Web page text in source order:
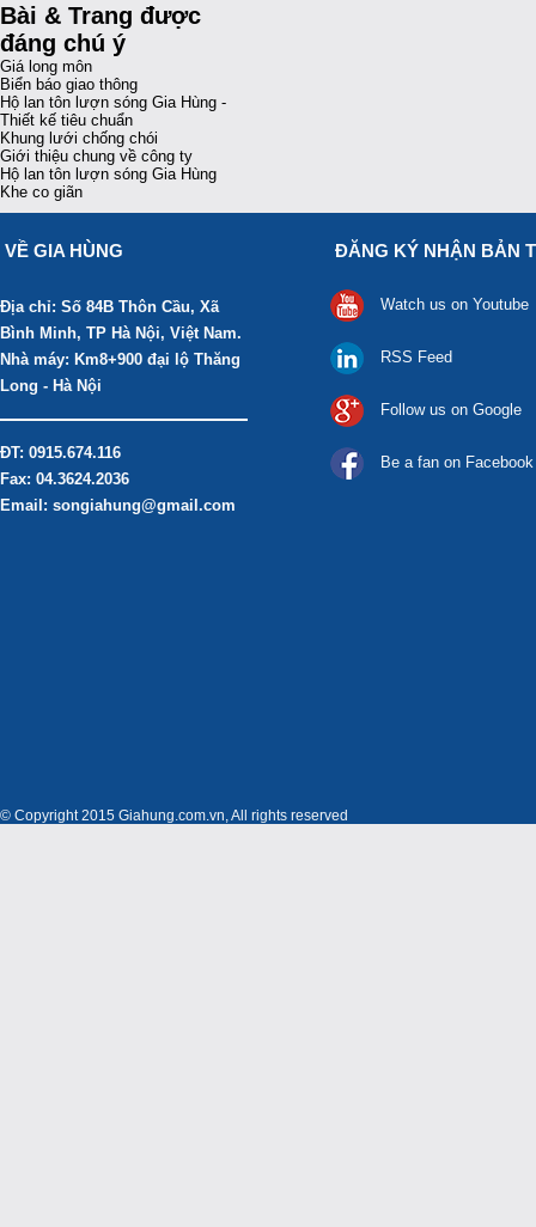
Bài & Trang được
đáng chú ý
Giá long môn
Biển báo giao thông
Hộ lan tôn lượn sóng Gia Hùng -
Thiết kế tiêu chuẩn
Khung lưới chống chói
Giới thiệu chung về công ty
Hộ lan tôn lượn sóng Gia Hùng
Khe co giãn
VỀ GIA HÙNG
Địa chỉ: Số 84B Thôn Cầu, Xã
Bình Minh, TP Hà Nội, Việt Nam.
Nhà máy: Km8+900 đại lộ Thăng
Long - Hà Nội
ĐT: 0915.674.116
Fax: 04.3624.2036
Email: songiahung@gmail.com
ĐĂNG KÝ NHẬN BẢN
Watch us on Youtube
RSS Feed
Follow us on Google
Be a fan on Facebook
© Copyright 2015 Giahung.com.vn, All rights reserved